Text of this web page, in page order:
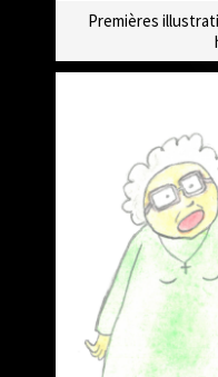
Premières